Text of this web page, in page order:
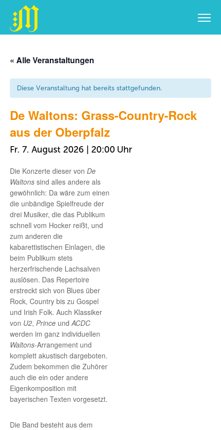
springen
« Alle Veranstaltungen
Diese Veranstaltung hat bereits stattgefunden.
De Waltons: Grass-Country-Rock
aus der Oberpfalz
Fr. 7. August 2026 | 20:00
Die Konzerte dieser von De
Waltons sind alles andere als
gewöhnlich: Da wäre zum einen
die unbändige Spielfreude der
drei Musiker, die das Publikum
schnell vom Hocker reißt, und
zum anderen die
kabarettistischen Einlagen, die
beim Publikum stets
herzerfrischende Lachsalven
auslösen. Das Repertoire
erstreckt sich von Blues über
Rock, Country bis zu Gospel
und Irish Folk. Auch Klassiker
von U2, Prince undACDC
werden im ganz individuellen
Waltons-Arrangement und
komplett akustisch dargeboten.
Zudem bekommen die Zuhörer
auch die ein oder andere
Eigenkomposition mit
bayerischen Texten vorgesetzt.
Die Band besteht aus dem